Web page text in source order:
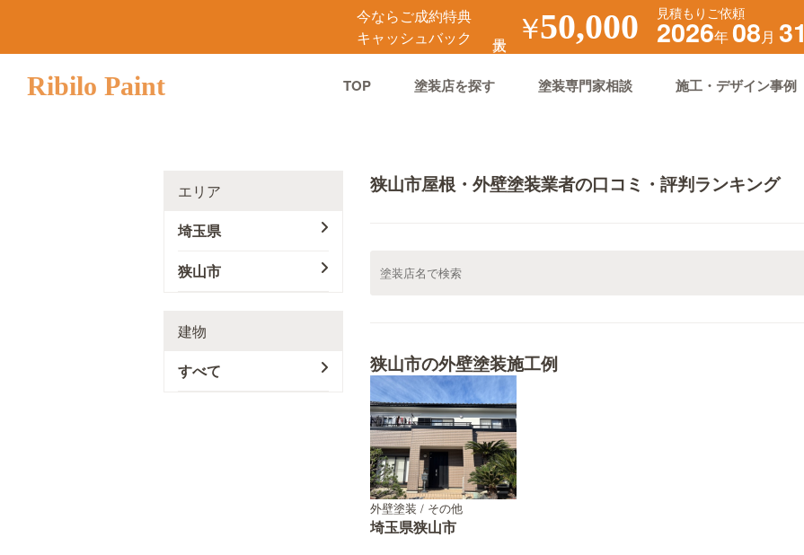
今ならご成約特典
キャッシュバック
￥50,000 見積もりご依頼
2026年08月 31
Ribilo Paint TOP 塗装店を探す 塗装専門家相談 施工・デザイン事例
エリア
埼玉県
狭山市
建物
すべて
狭山市屋根・外壁塗装業者の口コミ・評判ランキング
狭山市の外壁塗装施工例
外壁塗装 / その他
埼玉県狭山市